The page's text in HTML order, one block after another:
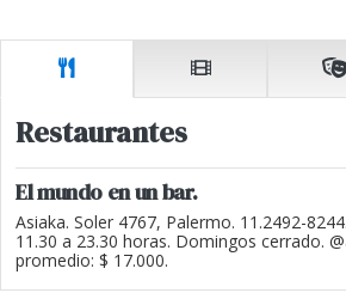
Restaurantes
El mundo en un bar.
Asiaka. Soler 4767, Palermo. 11.2492-
11.30 a 23.30 horas. Domingos cerrado.
promedio: $ 17.000.